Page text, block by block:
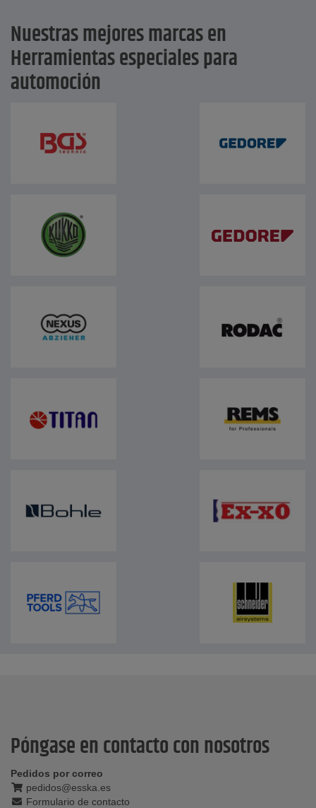
Nuestras mejores marcas en
Herramientas especiales para
automoción
Póngase en contacto con nosotros
Pedidos por correo
pedidos@esska.es
Formulario de contacto